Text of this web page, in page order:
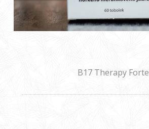
B17 Therapy Forte